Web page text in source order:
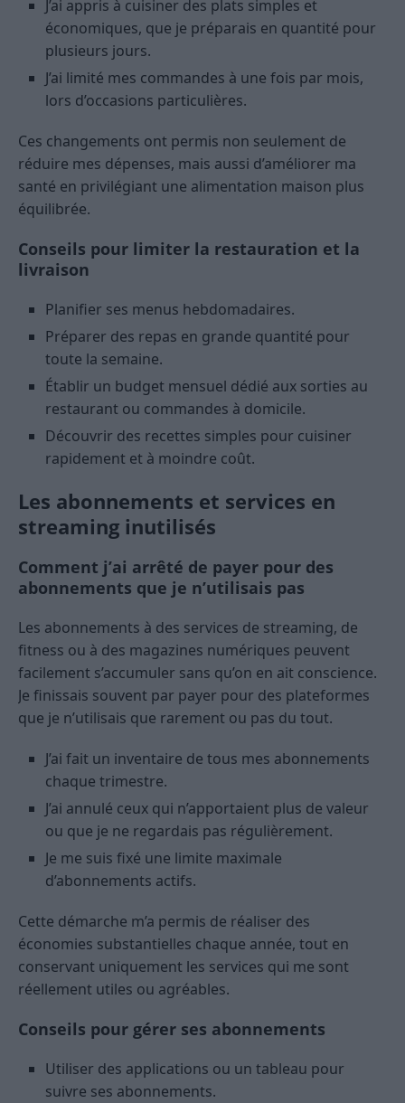
J’ai appris à cuisiner des plats simples et
économiques, que je préparais en quantité pour
plusieurs jours.
J’ai limité mes commandes à une fois par mois,
lors d’occasions particulières.
Ces changements ont permis non seulement de
réduire mes dépenses, mais aussi d’améliorer ma
santé en privilégiant une alimentation maison plus
équilibrée.
Conseils pour limiter la restauration et la
livraison
Planifier ses menus hebdomadaires.
Préparer des repas en grande quantité pour
toute la semaine.
Établir un budget mensuel dédié aux sorties au
restaurant ou commandes à domicile.
Découvrir des recettes simples pour cuisiner
rapidement et à moindre coût.
Les abonnements et services en
streaming inutilisés
Comment j’ai arrêté de payer pour des
abonnements que je n’utilisais pas
Les abonnements à des services de streaming, de
fitness ou à des magazines numériques peuvent
facilement s’accumuler sans qu’on en ait conscience.
Je finissais souvent par payer pour des plateformes
que je n’utilisais que rarement ou pas du tout.
J’ai fait un inventaire de tous mes abonnements
chaque trimestre.
J’ai annulé ceux qui n’apportaient plus de valeur
ou que je ne regardais pas régulièrement.
Je me suis fixé une limite maximale
d’abonnements actifs.
Cette démarche m’a permis de réaliser des
économies substantielles chaque année, tout en
conservant uniquement les services qui me sont
réellement utiles ou agréables.
Conseils pour gérer ses abonnements
Utiliser des applications ou un tableau pour
suivre ses abonnements.